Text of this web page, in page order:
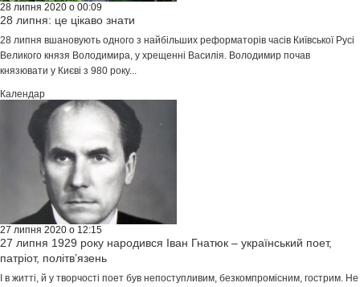
28 липня 2020 о 00:09
28 липня: це цікаво знати
28 липня вшановують одного з найбільших реформаторів часів Київської Русі
Великого князя Володимира, у хрещенні Василія. Володимир почав
князювати у Києві з 980 року...
Календар
27 липня 2020 о 12:15
27 липня 1929 року народився Іван Гнатюк – український поет,
патріот, політв’язень
І в житті, й у творчості поет був непоступливим, безкомпромісним, гострим. Не